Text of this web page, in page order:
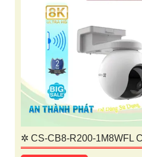
✲ CS-CB8-R200-1M8WFL